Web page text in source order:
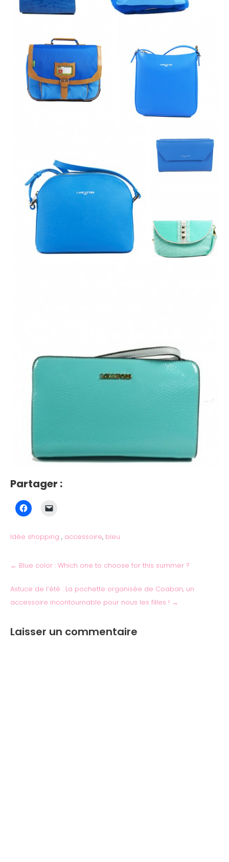
Partager :
Idée shopping , accessoire, bleu
← Blue color : Which one to choose for this summer ?
Astuce de l’été : La pochette organisée de Coaban, un
accessoire incontournable pour nous les filles ! →
Laisser un commentaire